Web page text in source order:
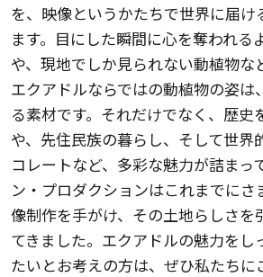
を、映像というかたちで世界に届け
ます。目にした瞬間に心を奪われる
や、現地でしか見られない動植物な
エクアドルならではの動植物の姿は
る素材です。それだけでなく、歴史
や、先住民族の暮らし、そして世界
コレートなど、多彩な魅力が詰まっ
ン・プロダクションはこれまでに
像制作を手がけ、その土地らしさを
てきました。エクアドルの魅力をし
たいとお考えの方は、ぜひ私たちに